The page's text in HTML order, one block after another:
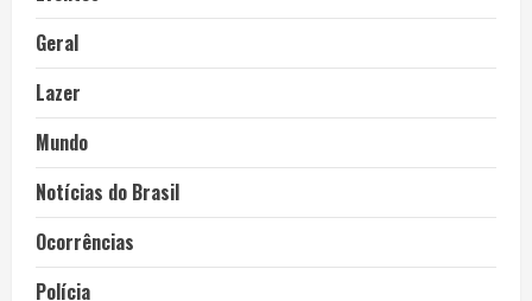
Geral
Lazer
Mundo
Notícias do Brasil
Ocorrências
Polícia